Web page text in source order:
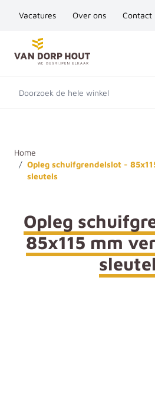
Vacatures Over ons Contact
Ga naar de inhoud
Doorzoek de hele winkel
Home
/ Opleg schuifgrendelslot -
sleutels
Opleg
85x115 mm